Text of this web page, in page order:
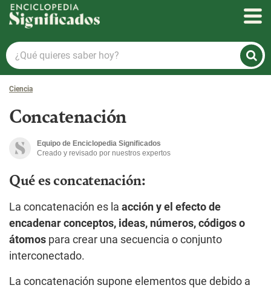
Enciclopedia Significados
¿Qué
quieres
saber
hoy?
Ciencia
Concatenación
Equipo de Enciclopedia Significados
Creado y revisado por nuestros expertos
Qué es concatenación:
La concatenación es la acción y el efecto de
encadenar conceptos, ideas, números, códigos o
átomos para crear una secuencia o conjunto
interconectado.
La concatenación supone elementos que debido a